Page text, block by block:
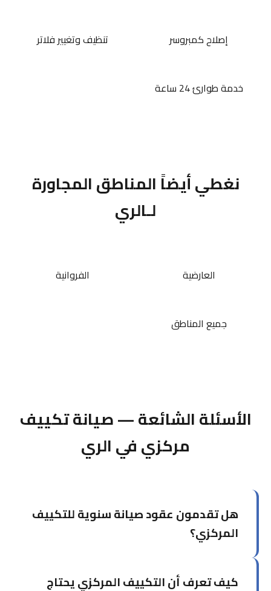
إصلاح كمبروسر تنظيف وتغيير فلاتر
خدمة طوارئ 24 ساعة
نغطي أيضاً المناطق المجاورة
لـالري
العارضية الفروانية
جميع المناطق
الأسئلة الشائعة — صيانة تكييف
مركزي في الري
هل تقدمون عقود صيانة سنوية للتكييف
المركزي؟
محدداً من الزيارات الدورية، الأولوية في الطوارئ،
كيف تعرف أن التكييف المركزي يحتاج